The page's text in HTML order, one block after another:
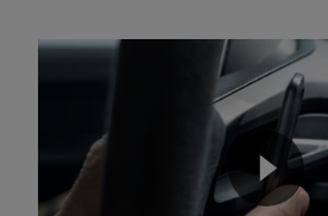
Video